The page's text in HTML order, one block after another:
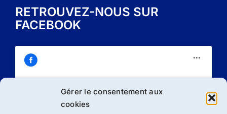
Gérer le consentement aux
cookies
RETROUVEZ-NOUS SUR
FACEBOOK
Cliquez sur « J’accepte » pour activer